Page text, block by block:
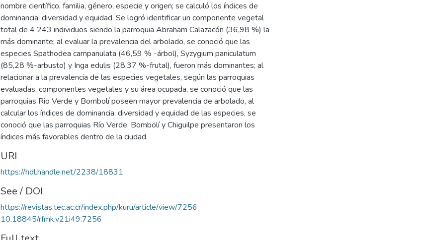
nombre científico, familia, género, especie y origen; se calculó los índices de
dominancia, diversidad y equidad. Se logró identificar un componente vegetal
total de 4 243 individuos siendo la parroquia Abraham Calazacón (36,98 %) la
más dominante; al evaluar la prevalencia del arbolado, se conoció que las
especies Spathodea campanulata (46,59 % -árbol), Syzygium paniculatum
(85,28 %-arbusto) y Inga edulis (28,37 %-frutal), fueron más dominantes; al
relacionar a la prevalencia de las especies vegetales, según las parroquias
evaluadas, componentes vegetales y su área ocupada, se conoció que las
parroquias Rio Verde y Bombolí poseen mayor prevalencia de arbolado, al
calcular los índices de dominancia, diversidad y equidad de las especies, se
conoció que las parroquias Río Verde, Bombolí y Chiguilpe presentaron los
índices más favorables dentro de la ciudad.
URI
https://hdl.handle.net/2238/18831
See / DOI
https://revistas.tec.ac.cr/index.php/kuru/article/view/7256
10.18845/rfmk.v21i49.7256